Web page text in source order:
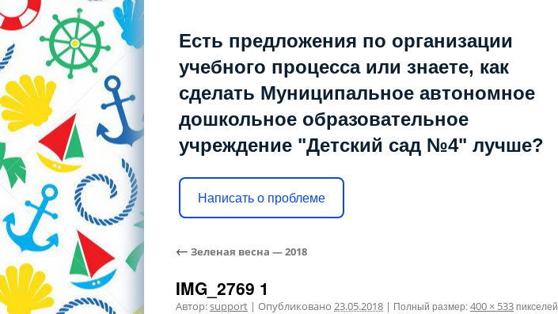
Есть предложения по организации
учебного процесса или знаете, как
сделать Муниципальное автономное
дошкольное образовательное
учреждение "Детский сад №4" лучше?
Написать о проблеме
← Зеленая весна — 2018
IMG_2769 1
Автор:support | Опубликовано 23.05.2018 | Полный размер:400 × 533пикселей